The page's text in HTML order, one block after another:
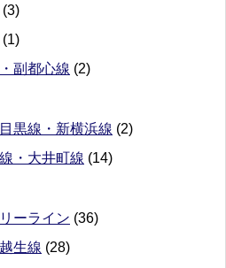
(3)
(1)
副都心線 (2)
黒線・新横浜線 (2)
・大井町線 (14)
ーライン (36)
生線 (28)